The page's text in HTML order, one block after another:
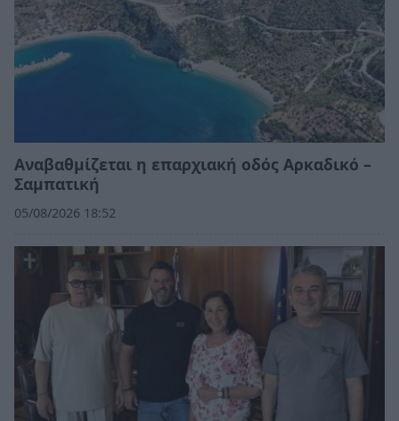
Αναβαθμίζεται η επαρχιακή οδός Αρκαδικό –
Σαμπατική
05/08/2026 18:52